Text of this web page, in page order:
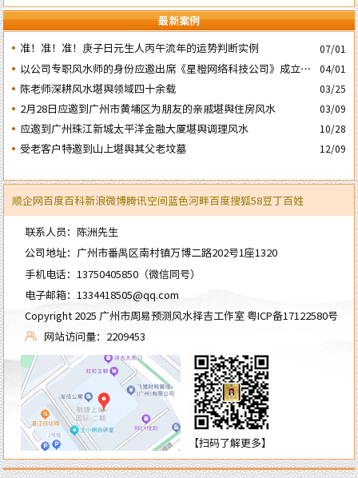
最新案例
准！准！准！庚子日元生人丙午流年的运势判断实例
07/01
以公司专职风水师的身份应邀出席《星橙网络科技公司》成立5
周年庆典
04/01
陈老师深耕风水堪舆领域四十余载 03/25
2月28日应邀到广州市黄埔区为朋友的亲戚堪舆住房风水 03/09
应邀到广州珠江新城太平洋金融大厦堪舆调理风水 10/28
受老客户特邀到山上堪舆其父老坟墓 12/09
顺企网百度百科新浪微博腾讯空间蓝色河畔百度搜狐58豆丁百姓
联系人员：陈洲先生
公司地址：广州市番禺区南村镇万博二路202号1座1320
手机电话： 13750405850（微信同号）
电子邮箱： 1334418505@qq.com
Copyright 2025 广州市周易预测风水择吉工作室粤ICP备17122580号
网站访问量：2209453
【扫码了解更多】